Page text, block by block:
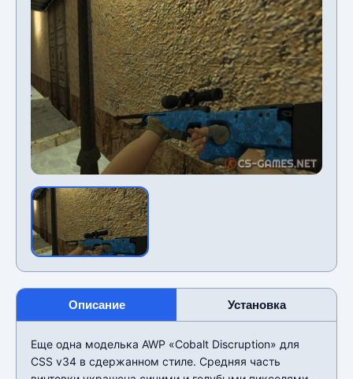
Описание Установка
Еще одна моделька AWP «Cobalt Discruption» для
CSS v34 в сдержанном стиле. Средняя часть